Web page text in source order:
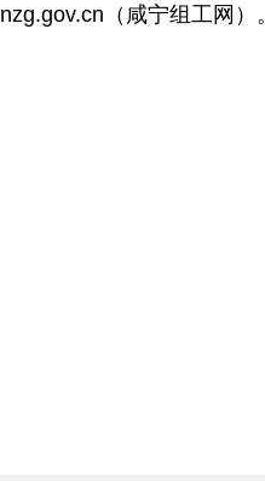
（咸宁组工网）。